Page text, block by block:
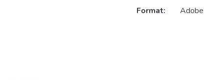
Format: